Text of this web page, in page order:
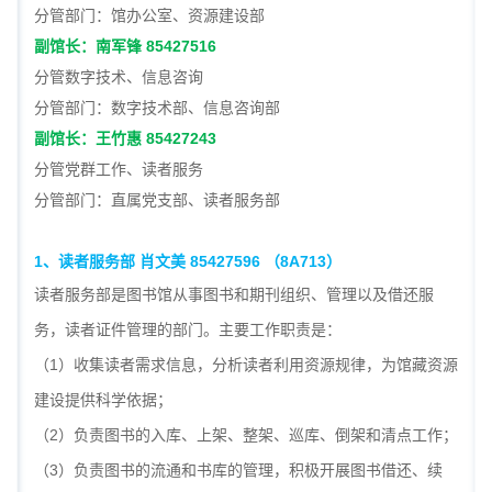
分管部门 ： 馆办公室、资源建设部
副馆长：南军锋 85427516
分管数字技术、 信息咨询
分管部门： 数字技术部、 信息咨询部
副馆长：王竹惠 85427243
分管党群工作、读者服务
分管部门：直属党支部、读者服务部
1、读者服务部 肖文美 85427596 （8A713）
读者服务部是图书馆从事图书和期刊组织、管理以及借还服
务，读者证件管理的部门。主要工作职责是：
（1）收集读者需求信息，分析读者利用资源规律，为馆藏资源
建设提供科学依据；
（2）负责图书的入库、上架、整架、巡库、倒架和清点工作；
（3）负责图书的流通和书库的管理，积极开展图书借还、续